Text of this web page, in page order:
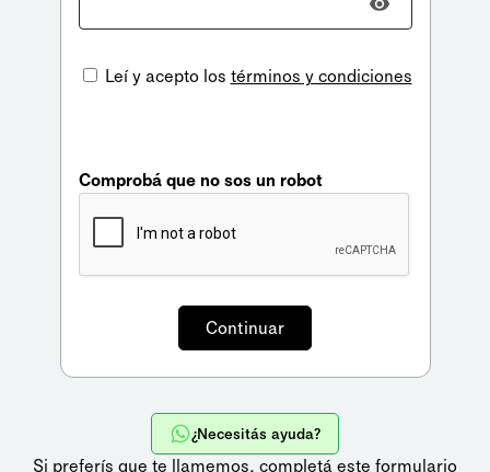
Leí y acepto los términos y condiciones
Comprobá que no sos un robot
¿Necesitás ayuda?
Si preferís que te llamemos, completá este formulario